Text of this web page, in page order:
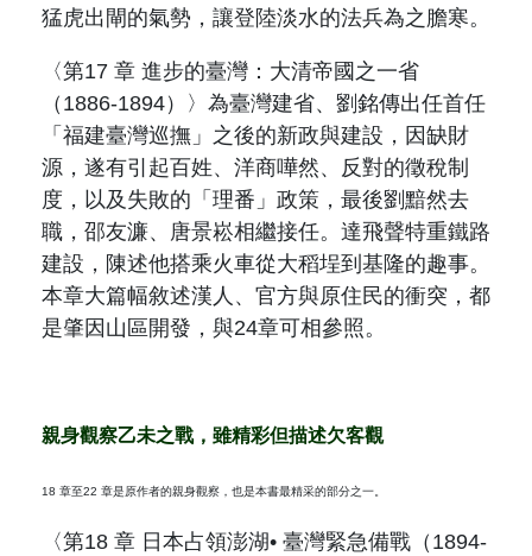
猛虎出閘的氣勢，讓登陸淡水的法兵為之膽寒。
〈第17 章 進步的臺灣：大清帝國之一省
（ 1886-1894）〉為臺灣建省、劉銘傳出任首任
「福建臺灣巡撫」之後的新政與建設，因缺財
源，遂有引起百姓、洋商嘩然、反對的徵稅制
度，以及失敗的「理番」政策，最後劉黯然去
職，邵友濂、唐景崧相繼接任。達飛聲特重鐵路
建設，陳述他搭乘火車從大稻埕到基隆的趣事。
本章大篇幅敘述漢人、官方與原住民的衝突，都
是肇因山區開發，與24章可相參照。
親身觀察乙未之戰，雖精彩但描述欠客觀
18 章至22 章是原作者的親身觀察，也是本書最精采的部分之一。
〈第18 章 日本占領澎湖• 臺灣緊急備戰（ 1894-